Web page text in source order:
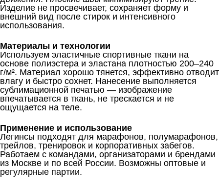
Изделие не просвечивает, сохраняет форму и
внешний вид после стирок и интенсивного
использования.
Материалы и технологии
Используем эластичные спортивные ткани на
основе полиэстера и эластана плотностью 200–240
г/м². Материал хорошо тянется, эффективно отводит
влагу и быстро сохнет. Нанесение выполняется
сублимационной печатью — изображение
впечатывается в ткань, не трескается и не
ощущается на теле.
Применение и использование
Легинсы подходят для марафонов, полумарафонов,
трейлов, тренировок и корпоративных забегов.
Работаем с командами, организаторами и брендами
из Москве и по всей России. Возможны оптовые и
регулярные партии.